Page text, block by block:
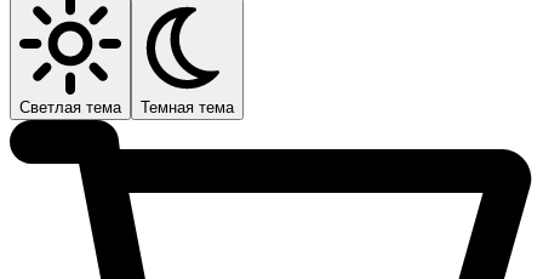
Светлая тема Темная тема